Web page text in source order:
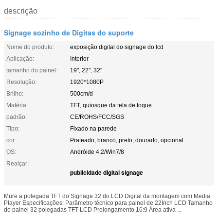
descrição
Signage sozinho de Digitas do suporte
Nome do produto:
exposição digital do signage do lcd
Aplicação:
Interior
tamanho do painel:
19", 22", 32"
Resolução:
1920*1080P
Brilho:
500cm/d
Matéria:
TFT, quiosque da tela de toque
padrão:
CE/ROHS/FCC/SGS
Tipo:
Fixado na parede
cor:
Prateado, branco, preto, dourado, opcional
OS:
Andróide 4,2/Win7/8
Realçar:
publicidade digital signage
Mure a polegada TFT do Signage 32 do LCD Digital da montagem com Media
Player Especificações: Parâmetro técnico para painel de 22Inch LCD Tamanho
do painel 32 polegadas TFT LCD Prolongamento 16:9 Área ativa ...